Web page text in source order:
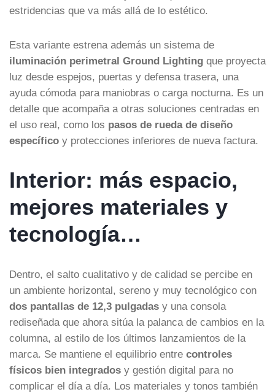
estridencias que va más allá de lo estético.
Esta variante estrena además un sistema de
iluminación perimetral Ground Lighting que proyecta
luz desde espejos, puertas y defensa trasera, una
ayuda cómoda para maniobras o carga nocturna. Es un
detalle que acompaña a otras soluciones centradas en
el uso real, como los pasos de rueda de diseño
específico y protecciones inferiores de nueva factura.
Interior: más espacio,
mejores materiales y
tecnología…
Dentro, el salto cualitativo y de calidad se percibe en
un ambiente horizontal, sereno y muy tecnológico con
dos pantallas de 12,3 pulgadas y una consola
rediseñada que ahora sitúa la palanca de cambios en la
columna, al estilo de los últimos lanzamientos de la
marca. Se mantiene el equilibrio entre controles
físicos bien integrados y gestión digital para no
complicar el día a día. Los materiales y tonos también